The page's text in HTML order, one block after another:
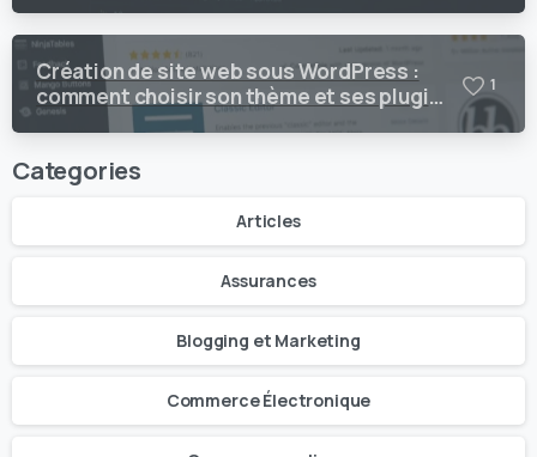
Création de site web sous WordPress :
comment choisir son thème et ses plugins
?
1
Categories
Articles
Assurances
Blogging et Marketing
Commerce Électronique